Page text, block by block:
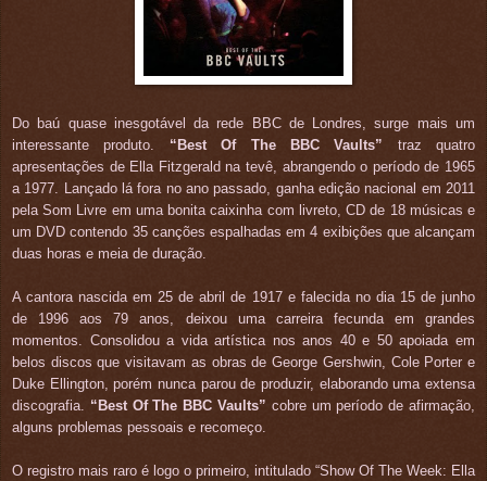
Do baú quase inesgotável da rede BBC de Londres, surge mais um
interessante produto. “Best Of The BBC Vaults” traz quatro
apresentações de Ella Fitzgerald na tevê, abrangendo o período de 1965
a 1977. Lançado lá fora no ano passado, ganha edição nacional em 2011
pela Som Livre em uma bonita caixinha com livreto, CD de 18 músicas e
um DVD contendo 35 canções espalhadas em 4 exibições que alcançam
duas horas e meia de duração.
A cantora nascida em 25 de abril de 1917 e falecida no dia 15 de junho
de 1996 aos 79 anos, deixou uma carreira fecunda em grandes
momentos. Consolidou a vida artística nos anos 40 e 50 apoiada em
belos discos que visitavam as obras de George Gershwin, Cole Porter e
Duke Ellington, porém nunca parou de produzir, elaborando uma extensa
discografia. “Best Of The BBC Vaults” cobre um período de afirmação,
alguns problemas pessoais e recomeço.
O registro mais raro é logo o primeiro, intitulado “Show Of The Week: Ella